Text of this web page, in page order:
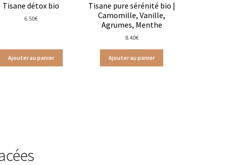
Tisane détox bio
6.50€
Ajouter au panier
Tisane pure sérénité bio |
Camomille, Vanille,
Agrumes, Menthe
8.40€
Ajouter au panier